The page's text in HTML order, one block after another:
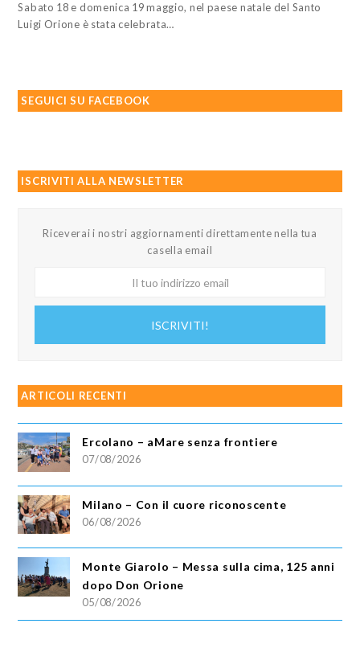
Sabato 18 e domenica 19 maggio, nel paese natale del Santo
Luigi Orione è stata celebrata…
SEGUICI SU FACEBOOK
ISCRIVITI ALLA NEWSLETTER
Riceverai i nostri aggiornamenti direttamente nella tua
casella email
ISCRIVITI!
ARTICOLI RECENTI
Ercolano – aMare senza frontiere
07/08/2026
Milano – Con il cuore riconoscente
06/08/2026
Monte Giarolo – Messa sulla cima, 125 anni
dopo Don Orione
05/08/2026